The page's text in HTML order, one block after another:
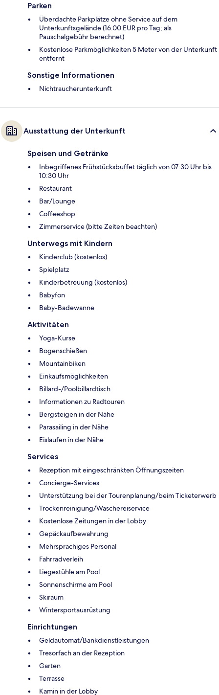
Parken
Überdachte Parkplätze ohne Service auf dem
Unterkunftsgelände (16.00 EUR pro Tag; als
Pauschalgebühr berechnet)
Kostenlose Parkmöglichkeiten 5 Meter von der Unterkunft
entfernt
Sonstige Informationen
Nichtraucherunterkunft
Ausstattung der Unterkunft
Speisen und Getränke
Inbegriffenes Frühstücksbuffet täglich von 07:30 Uhr bis
10:30 Uhr
Restaurant
Bar/Lounge
Coffeeshop
Zimmerservice (bitte Zeiten beachten)
Unterwegs mit Kindern
Kinderclub (kostenlos)
Spielplatz
Kinderbetreuung (kostenlos)
Babyfon
Baby-Badewanne
Aktivitäten
Yoga-Kurse
Bogenschießen
Mountainbiken
Einkaufsmöglichkeiten
Billard-/Poolbillardtisch
Informationen zu Radtouren
Bergsteigen in der Nähe
Parasailing in der Nähe
Eislaufen in der Nähe
Services
Rezeption mit eingeschränkten Öffnungszeiten
Concierge-Services
Unterstützung bei der Tourenplanung/beim Ticketerwerb
Trockenreinigung/Wäschereiservice
Kostenlose Zeitungen in der Lobby
Gepäckaufbewahrung
Mehrsprachiges Personal
Fahrradverleih
Liegestühle am Pool
Sonnenschirme am Pool
Skiraum
Wintersportausrüstung
Einrichtungen
Geldautomat/Bankdienstleistungen
Tresorfach an der Rezeption
Garten
Terrasse
Kamin in der Lobby